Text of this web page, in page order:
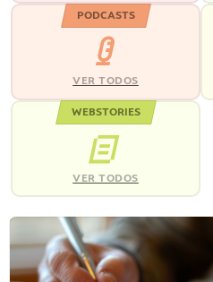
PODCASTS
VER TODOS
WEBSTORIES
VER TODOS